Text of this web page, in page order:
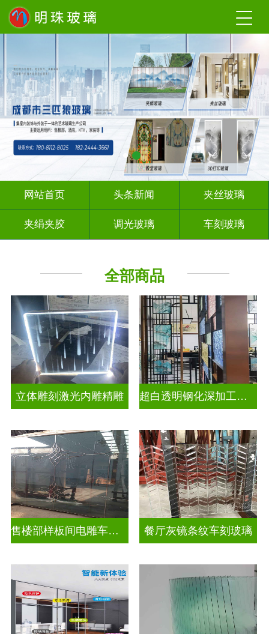
网站首页 头条新闻 夹丝玻璃
夹绢夹胶 调光玻璃 车刻玻璃
全部商品
立体雕刻激光内雕精雕 超白透明钢化深加工激光内雕发光艺术玻璃
售楼部样板间电雕车刻玻璃 餐厅灰镜条纹车刻玻璃